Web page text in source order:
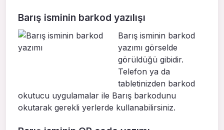
Barış isminin barkod yazılışı
Barış isminin barkod
yazımı görselde
görüldüğü gibidir.
Telefon ya da
tabletinizden barkod
okutucu uygulamalar ile Barış barkodunu
okutarak gerekli yerlerde kullanabilirsiniz.